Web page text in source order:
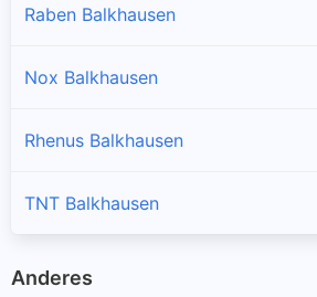
Raben Balkhausen
Nox Balkhausen
Rhenus Balkhausen
TNT Balkhausen
Anderes